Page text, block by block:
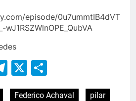
episode/0u7ummtIB4dVT
wJ1RSZWlnOPE_QubVA
Telegram
X
Federico Achaval pilar